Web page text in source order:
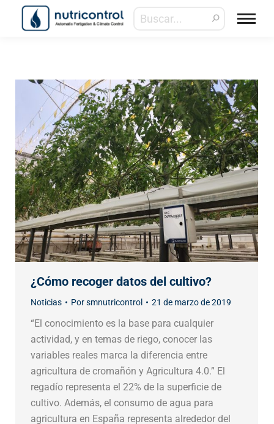
¿Cómo recoger datos del cultivo?
Noticias Porsmnutricontrol 21 de marzo de 2019
“El conocimiento es la base para cualquier
actividad, y en temas de riego, conocer las
variables reales marca la diferencia entre
agricultura de cromañón y Agricultura 4.0.” El
regadío representa el 22% de la superficie de
cultivo. Además, el consumo de agua para
agricultura en España representa alrededor del